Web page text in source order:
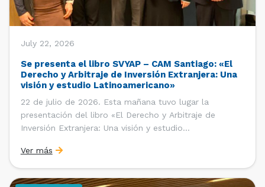
July 22, 2026
Se presenta el libro SVYAP – CAM Santiago: «El
Derecho y Arbitraje de Inversión Extranjera: Una
visión y estudio Latinoamericano»
22 de julio de 2026. Esta mañana tuvo lugar la
presentación del libro «El Derecho y Arbitraje de
Inversión Extranjera: Una visión y estudio
«Santiago Very Young Arbitration Practitioners»
(SVYAP), iniciativa que reúne a jóvenes profesionales
interesados en el arbitraje doméstico e internacional,
Ver más